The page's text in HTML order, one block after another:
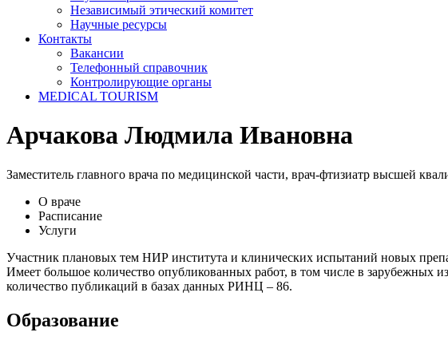
Независимый этический комитет
Научные ресурсы
Контакты
Вакансии
Телефонный справочник
Контролирующие органы
MEDICAL TOURISM
Арчакова Людмила Ивановна
Заместитель главного врача по медицинской части, врач-фтизиатр высшей
О враче
Расписание
Услуги
Участник плановых тем НИР института и клинических испытаний новых
Имеет большое количество опубликованных работ, в том числе в зарубежных
количество публикаций в базах данных РИНЦ – 86.
Образование